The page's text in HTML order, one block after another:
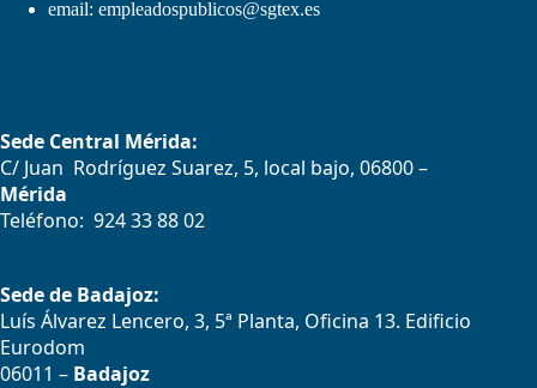
email: empleadospublicos@sgtex.es
Sede Central Mérida:
C/ Juan Rodríguez Suarez, 5, local bajo, 06800 –
Mérida
Teléfono: 924 33 88 02
Sede de Badajoz:
Luís Álvarez Lencero, 3, 5ª Planta, Oficina 13. Edificio
Eurodom
06011 – Badajoz